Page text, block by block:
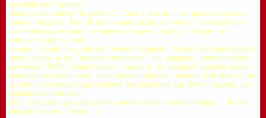
possible des "gradés".
Mais ensuite arrive "le peloton". C'est à dire un mois pour essayer de
monter en grade. Moi j'ai fait ce que j'ai pu pour rester "2ème pompe",
j'ai merdé exprès dans certaines épreuves, mais j'ai fini par me
retrouver caporal-chef.. !
Le pire ce sont ceux qui sont arrivés sergents. Je dois dire que pendant
mon service, si les "sergents ordinaires", les engagés (correspondant
au niveau BEPC) étaient disons, corrects, les sergents appelés étaient
tous infâmes avec nous. Leur chevron doré leur montait à la tête, et j'en
ai même vu certains qui collaient des punitions aux 2ème classes, des
appelés comme eux !
Bon, c'est vrai que c'est parmi ceux-là qu'on recrutait le plus.... Ils ont
déjà de bonnes "bases" ;-)